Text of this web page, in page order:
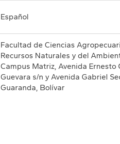
Español
Facultad de Ciencias
Recursos Naturales y del
Campus Matriz, Avenida Ernesto
Guevara s/n y Avenida Gabriel
Guaranda, Bolívar